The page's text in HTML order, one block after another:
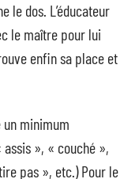
le dos. L’éducateur
le maître pour lui
enfin sa place et
un minimum
assis », « couché »,
pas », etc.) Pour le